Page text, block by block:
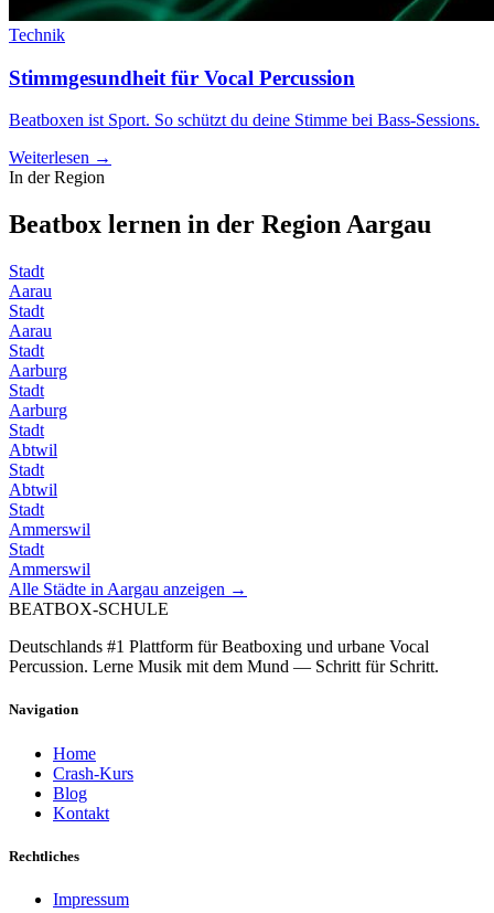
Technik
Stimmgesundheit für Vocal Percussion
Beatboxen ist Sport. So schützt du deine Stimme bei Bass-Sessions.
Weiterlesen →
In der Region
Beatbox lernen in der RegionAargau
Stadt
Aarau
Stadt
Aarau
Stadt
Aarburg
Stadt
Aarburg
Stadt
Abtwil
Stadt
Abtwil
Stadt
Ammerswil
Stadt
Ammerswil
Alle Städte in Aargau anzeigen →
BEATBOX-SCHULE
Deutschlands #1 Plattform für Beatboxing und urbane Vocal
Percussion. Lerne Musik mit dem Mund — Schritt für Schritt.
Navigation
Home
Crash-Kurs
Blog
Kontakt
Rechtliches
Impressum